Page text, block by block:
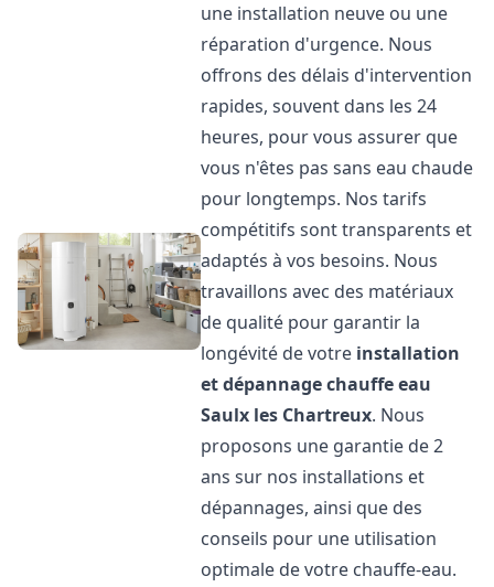
une installation neuve ou une
réparation d'urgence. Nous
offrons des délais d'intervention
rapides, souvent dans les 24
heures, pour vous assurer que
vous n'êtes pas sans eau chaude
pour longtemps. Nos tarifs
compétitifs sont transparents et
adaptés à vos besoins. Nous
travaillons avec des matériaux
de qualité pour garantir la
longévité de votre installation
et dépannage chauffe eau
Saulx les Chartreux. Nous
proposons une garantie de 2
ans sur nos installations et
dépannages, ainsi que des
conseils pour une utilisation
optimale de votre chauffe-eau.